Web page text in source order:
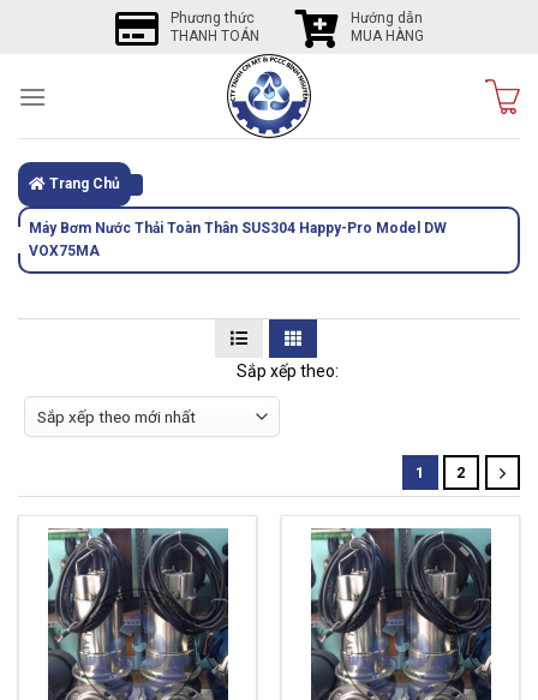
Phương thức
THANH TOÁN
Hướng dẫn
MUA HÀNG
Trang Chủ
Máy Bơm Nước Thải Toàn Thân SUS304 Happy-Pro Model DW
VOX75MA
Sắp xếp theo:
1 2